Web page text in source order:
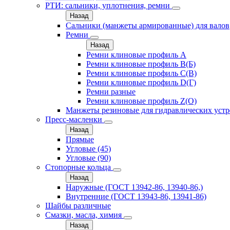
РТИ: сальники, уплотнения, ремни
Назад
Сальники (манжеты армированные) для валов
Ремни
Назад
Ремни клиновые профиль A
Ремни клиновые профиль B(Б)
Ремни клиновые профиль C(В)
Ремни клиновые профиль D(Г)
Ремни разные
Ремни клиновые профиль Z(О)
Манжеты резиновые для гидравлических
Пресс-масленки
Назад
Прямые
Угловые (45)
Угловые (90)
Стопорные кольца
Назад
Наружные (ГОСТ 13942-86, 13940-86,)
Внутренние (ГОСТ 13943-86, 13941-86)
Шайбы различные
Смазки, масла, химия
Назад